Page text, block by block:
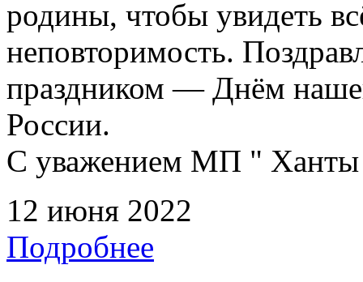
родины, чтобы увидеть
неповторимость.
праздником — Днём
России.
С уважением МП " Ханты
12 июня 2022
Подробнее